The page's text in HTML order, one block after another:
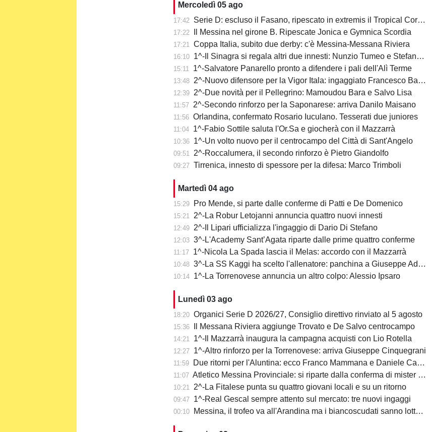
Mercoledì 05 ago
17:42 Serie D: escluso il Fasano, ripescato in extremis il Tropical Coriano
17:22 Il Messina nel girone B. Ripescate Jonica e Gymnica Scordia
17:21 Coppa Italia, subito due derby: c'è Messina-Messana Riviera
16:10 1^-Il Sinagra si regala altri due innesti: Nunzio Tumeo e Stefano Calà
15:11 1^-Salvatore Panarello pronto a difendere i pali dell'Alì Terme
13:48 2^-Nuovo difensore per la Vigor Itala: ingaggiato Francesco Barbera
12:39 2^-Due novità per il Pellegrino: Mamoudou Bara e Salvo Lisa
11:57 2^-Secondo rinforzo per la Saponarese: arriva Danilo Maisano
11:56 Orlandina, confermato Rosario Iuculano. Tesserati due juniores
11:04 1^-Fabio Sottile saluta l'Or.Sa e giocherà con il Mazzarrà
10:36 1^-Un volto nuovo per il centrocampo del Città di Sant'Angelo
09:51 2^-Roccalumera, il secondo rinforzo è Pietro Giandolfo
09:27 Tirrenica, innesto di spessore per la difesa: Marco Trimboli
Martedì 04 ago
15:29 Pro Mende, si parte dalle conferme di Patti e De Domenico
15:21 2^-La Robur Letojanni annuncia quattro nuovi innesti
12:49 2^-Il Lipari ufficializza l'ingaggio di Dario Di Stefano
12:03 3^-L'Academy Sant’Agata riparte dalle prime quattro conferme
11:17 1^-Nicola La Spada lascia il Melas: accordo con il Mazzarrà
10:48 3^-La SS Kaggi ha scelto l'allenatore: panchina a Giuseppe Adornetto
10:14 1^-La Torrenovese annuncia un altro colpo: Alessio Ipsaro
Lunedì 03 ago
18:20 Organici Serie D 2026/27, Consiglio direttivo rinviato al 5 agosto
15:36 Il Messana Riviera aggiunge Trovato e De Salvo centrocampo
14:21 1^-Il Mazzarrà inaugura la campagna acquisti con Lio Rotella
12:27 1^-Altro rinforzo per la Torrenovese: arriva Giuseppe Cinquegrani
11:59 Due ritorni per l'Aluntina: ecco Franco Mammana e Daniele Castagnolo
11:07 Atletico Messina Provinciale: si riparte dalla conferma di mister Giuseppe Midiri
10:21 2^-La Fitalese punta su quattro giovani locali e su un ritorno
09:47 1^-Real Gescal sempre attento sul mercato: tre nuovi ingaggi
00:10 Messina, il trofeo va all'Arandina ma i biancoscudati sanno lottare